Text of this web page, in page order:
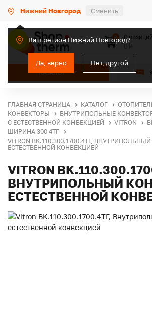
Нижний Новгород Сменить
Ваш регион Нижний Новгород?
Да, верно Нет, другой
КАТАЛОГ
0
0 позиций
ГЛАВНАЯ СТРАНИЦА КАТАЛОГ
КОНВЕКТОРЫ
ВНУТРИПОЛЬНЫЕ
С ЕСТЕСТВЕННОЙ КОНВЕКЦИЕЙ
VITRON
ШИРИНА 300 4ТГ
VITRON BK.110.300.1700.4ТГ,
ЕСТЕСТВЕННОЙ КОНВЕКЦИЕЙ
VITRON
ВНУТРИПОЛЬНЫЙ
ЕСТЕСТВЕННОЙ